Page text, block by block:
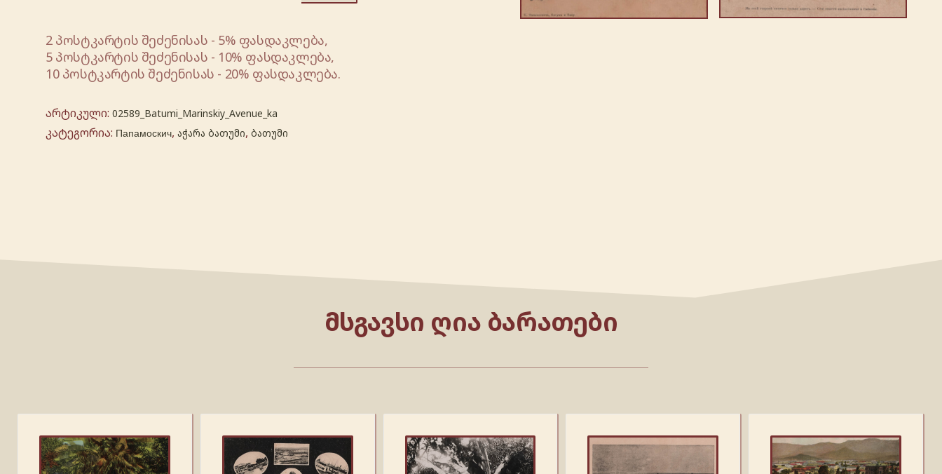
2 პოსტკარტის შეძენისას - 5% ფასდაკლება,
5 პოსტკარტის შეძენისას - 10% ფასდაკლება,
10 პოსტკარტის შეძენისას - 20% ფასდაკლება.
არტიკული: 02589_Batumi_Marinskiy_Avenue_ka
კატეგორია: Папамоскич, აჭარა ბათუმი, ბათუმი
ᲛᲡᲒᲐᲕᲡᲘ ᲦᲘᲐ ᲑᲐᲠᲐᲗᲔᲑᲘ